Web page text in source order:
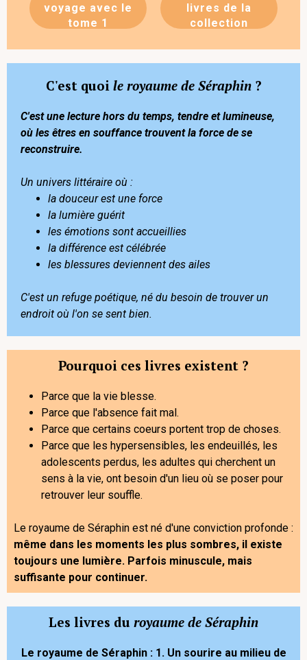
voyage avec le
tome 1
livres de la
collection
C'est quoi le royaume de Séraphin?
C'est une lecture hors du temps, tendre et lumineuse,
où les êtres en souffance trouvent la force de se
reconstruire.
Un univers littéraire où :
la douceur est une force
la lumière guérit
les émotions sont accueillies
la différence est célébrée
les blessures deviennent des ailes
C'est un refuge poétique, né du besoin de trouver un
endroit où l'on se sent bien.
Pourquoi ces livres existent ?
Parce que la vie blesse.
Parce que l'absence fait mal.
Parce que certains coeurs portent trop de choses.
Parce que les hypersensibles, les endeuillés, les
adolescents perdus, les adultes qui cherchent un
sens à la vie, ont besoin d'un lieu où se poser pour
retrouver leur souffle.
Le royaume de Séraphin est né d'une conviction profonde :
même dans les moments les plus sombres, il existe
toujours une lumière. Parfois minuscule, mais
suffisante pour continuer.
Les livres du royaume de Séraphin
Le royaume de Séraphin : 1. Un sourire au milieu de